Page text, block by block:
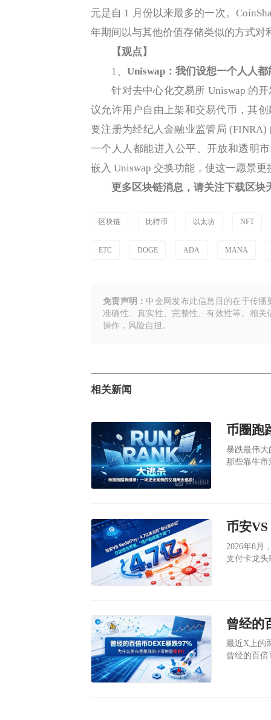
元是自 1 月份以来最多的一次。
年期间以与其他价值存储类似的方式对
【观点】
1、 Uniswap：我们设想一个人人
针对去中心化交易所 Uniswap 的开
议允许用户自由上架和交易代币，其
要注册为经纪人金融业监管局
一个人人都能进入公平、开放和透明
嵌入 Uniswap 交换功能，使这一愿景更
更多区块链消息，请关注下载区块
区块链 比特币 以太坊 NFT
ETC DOGE ADA MANA
免责声明： 中金网发布此信息目的在于传
准确性、真实性、完整性、有效性等。相
操作，风险自担。
相关新闻
暴跌最伟大
那些靠牛市
​2026年8月
支付卡龙头
最近X上的
曾经的百倍